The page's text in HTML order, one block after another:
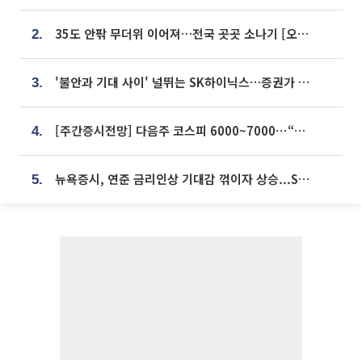
2. 35도 안팎 무더위 이어져…전국 곳곳 소나기 [오늘 날씨]
3. '불안과 기대 사이' 널뛰는 SK하이닉스…증권가 "HBM4·LTA 기반 펀터멘털 견고"
4. [주간증시전망] 다음주 코스피 6000~7000⋯“外人 수급은 정책이 변수”
5. 뉴욕증시, 연준 금리인상 기대감 꺾이자 상승...S&P500 사상 최고치 [종합]